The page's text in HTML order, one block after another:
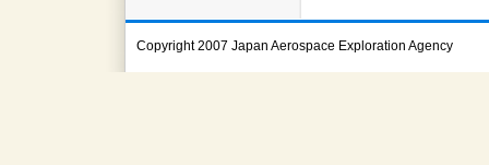
Copyright 2007 Japan Aerospace Exploration Agency